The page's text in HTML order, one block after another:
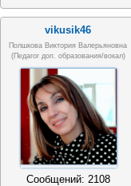
vikusik46
Полшкова Виктория Валерьяновна
(педагог доп. образования/вокал)
Сообщений: 2108